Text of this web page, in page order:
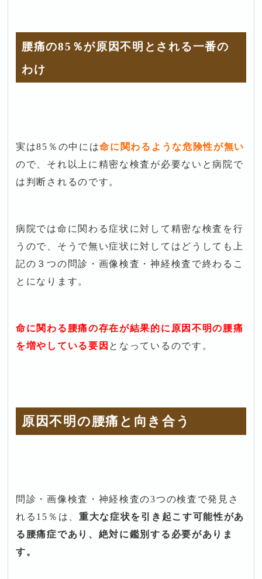
腰痛の85％が原因不明とされる一番の
わけ
実は85％の中には命に関わるような危険性が無い
ので、それ以上に精密な検査が必要ないと病院で
は判断されるのです。
病院では命に関わる症状に対して精密な検査を行
うので、そうで無い症状に対してはどうしても上
記の３つの問診・画像検査・神経検査で終わるこ
とになります。
命に関わる腰痛の存在が結果的に原因不明の腰痛
を増やしている要因 となっているのです。
原因不明の腰痛と向き合う
問診・画像検査・神経検査の3つの検査で発見さ
れる15％は、 重大な症状を引き起こす可能性があ
る腰痛症であり、絶対に鑑別する必要がありま
す。